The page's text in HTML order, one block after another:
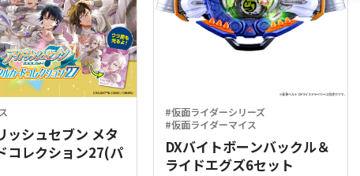
ッシュセブン メタ
コレクション27(パ
#仮面ライダーシリーズ
#仮面ライダーマイス
DXバイトボーンバックル＆
ライドエグズ6セット